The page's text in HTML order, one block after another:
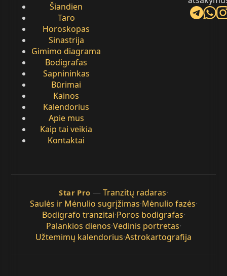
Šiandien
Taro
Horoskopas
Sinastrija
Gimimo diagrama
Bodigrafas
Sapnininkas
Būrimai
Kainos
Kalendorius
Apie mus
Kaip tai veikia
Kontaktai
Star Pro — Tranzitų radaras·
Saulės ir Mėnulio sugrįžimas·Mėnulio fazės·
Bodigrafo tranzitai·Poros bodigrafas·
Palankios dienos·Vedinis portretas·
Užtemimų kalendorius·Astrokartografija